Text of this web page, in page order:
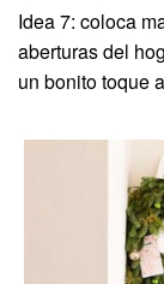
Idea 7: coloca
aberturas del
un bonito toque